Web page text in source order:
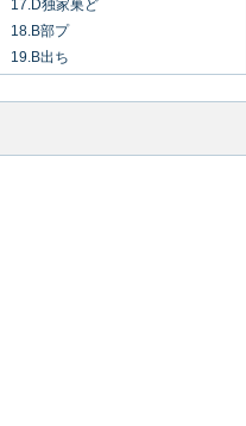
17.D独家巣ど
18.B部プ
19.B出ち